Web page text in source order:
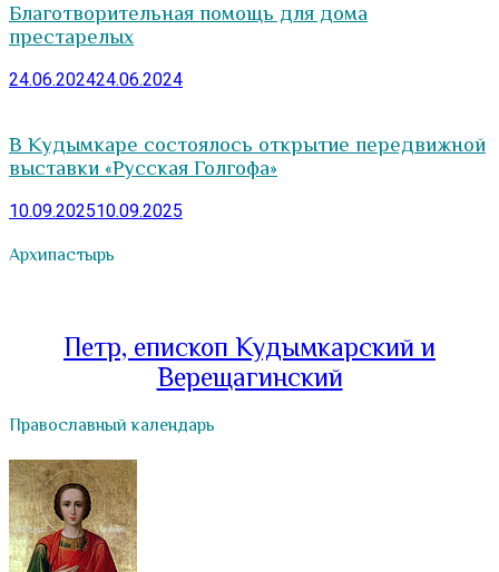
Благотворительная помощь для дома
престарелых
24.06.202424.06.2024
В Кудымкаре состоялось открытие передвижной
выставки «Русская Голгофа»
10.09.202510.09.2025
Архипастырь
Петр, епископ Кудымкарский и
Верещагинский
Православный календарь